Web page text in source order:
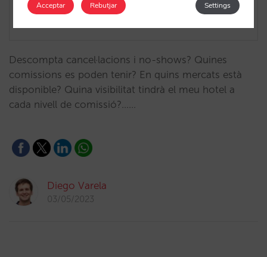
Descompta cancel·lacions i no-shows? Quines
comissions es poden tenir? En quins mercats està
disponible? Quina visibilitat tindrà el meu hotel a
cada nivell de comissió?...…
Diego Varela
03/05/2023
Acceptar Settings
Rebutjar